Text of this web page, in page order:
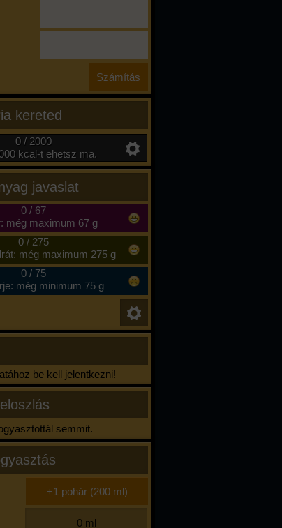
kereted
0 / 2000
kcal-t ehetsz ma.
javaslat
0/ 67
még maximum 67 g
0/ 275
még maximum 275 g
0/ 75
még minimum 75 g
be kell jelentkezni!
semmit.